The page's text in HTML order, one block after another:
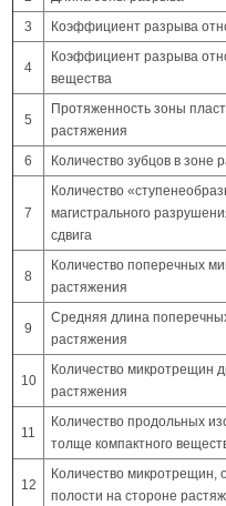
3
Коэффициент разрыва
4
Коэффициент разрыва
вещества
5
Протяженность зоны
растяжения
6
Количество зубцов в зоне
7
Количество
магистрального
сдвига
8
Количество поперечных
растяжения
9
Средняя длина
растяжения
10
Количество микротрещин
растяжения
11
Количество продольных
толще компактного
12
Количество микротрещин,
полости на стороне